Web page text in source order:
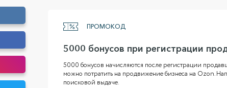
ПРОМОКОД
5000 бонусов при регистрации
5000 бонусов начисляются после регистрации
можно потратить на продвижение бизнеса на Ozon.
поисковой выдаче.